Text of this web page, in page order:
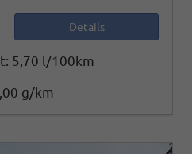
Details
5,70 l/100km
g/km